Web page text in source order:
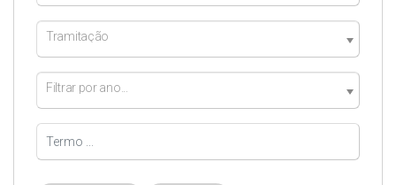
Tramitação
Filtrar por ano...